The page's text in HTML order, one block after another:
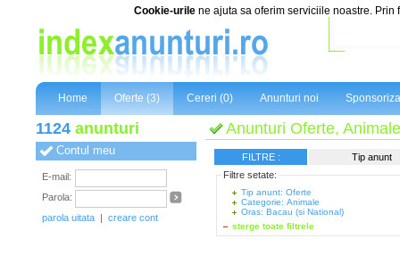
Cookie-urile ne ajuta sa oferim serviciile noastre.
Home Oferte (3) Cereri (0) Anunturi noi
1124 anunturi
Contul meu
E-mail:
Parola:
parola uitata | creare cont
Anunturi Oferte,
FILTRE :
Tip anunt
Filtre setate:
Tip anunt: Oferte
Categorie: Animale
Oras: Bacau (si National)
sterge toate filtrele